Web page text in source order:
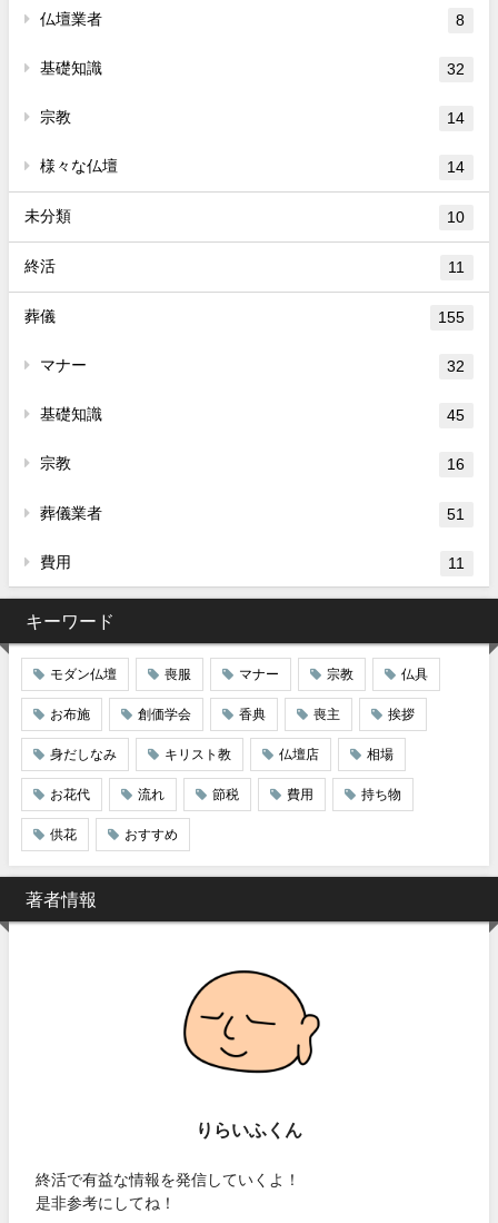
仏壇業者 8
基礎知識 32
宗教 14
様々な仏壇 14
未分類 10
終活 11
葬儀 155
マナー 32
基礎知識 45
宗教 16
葬儀業者 51
費用 11
キーワード
モダン仏壇 喪服 マナー 宗教 仏具
お布施 創価学会 香典 喪主 挨拶
身だしなみ キリスト教 仏壇店 相場
お花代 流れ 節税 費用 持ち物
供花 おすすめ
著者情報
りらいふくん
終活で有益な情報を発信していくよ！
是非参考にしてね！